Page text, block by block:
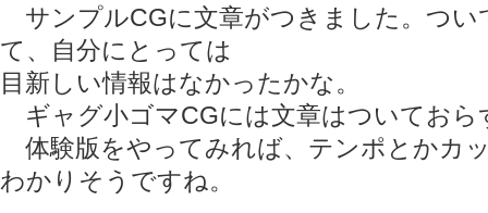
サンプルCGに文章がつきました。つい
て、自分にとっては
目新しい情報はなかったかな。
ギャグ小ゴマCGには文章はついておら
体験版をやってみれば、テンポとかカ
わかりそうですね。